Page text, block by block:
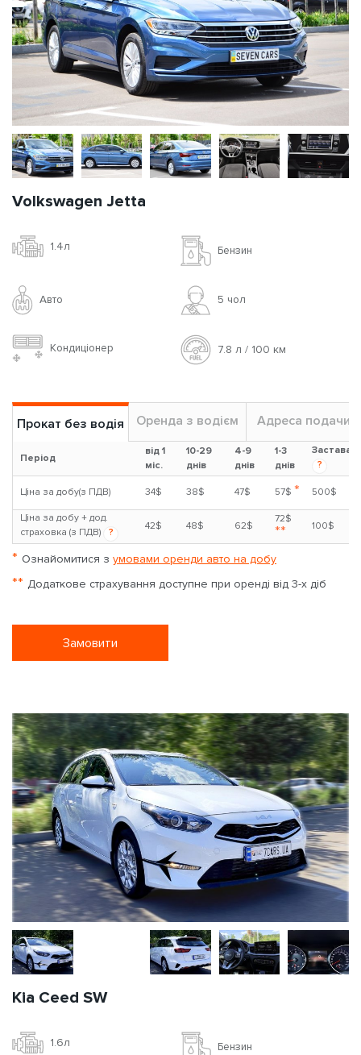
Volkswagen Jetta
1.4л Бензин
Авто 5 чoл
Кондиціонер 7.8 л / 100 км
Прокат без водія Оренда з водієм Адреса подачи
Період
від 1
міс.
10-29
днів
4-9
днів
1-3
днів
Застава
?
Ціна за добу(з ПДВ) 34$ 38$ 47$ 57$ * 500$
Ціна за добу + дод.
страховка (з ПДВ)
?
42$ 48$ 62$
72$
** 100$
* Ознайомитися з умовами оренди авто на добу
** Додаткове страхування доступне при оренді від 3-х діб
Замовити
Kia Ceed SW
1.6л Бензин